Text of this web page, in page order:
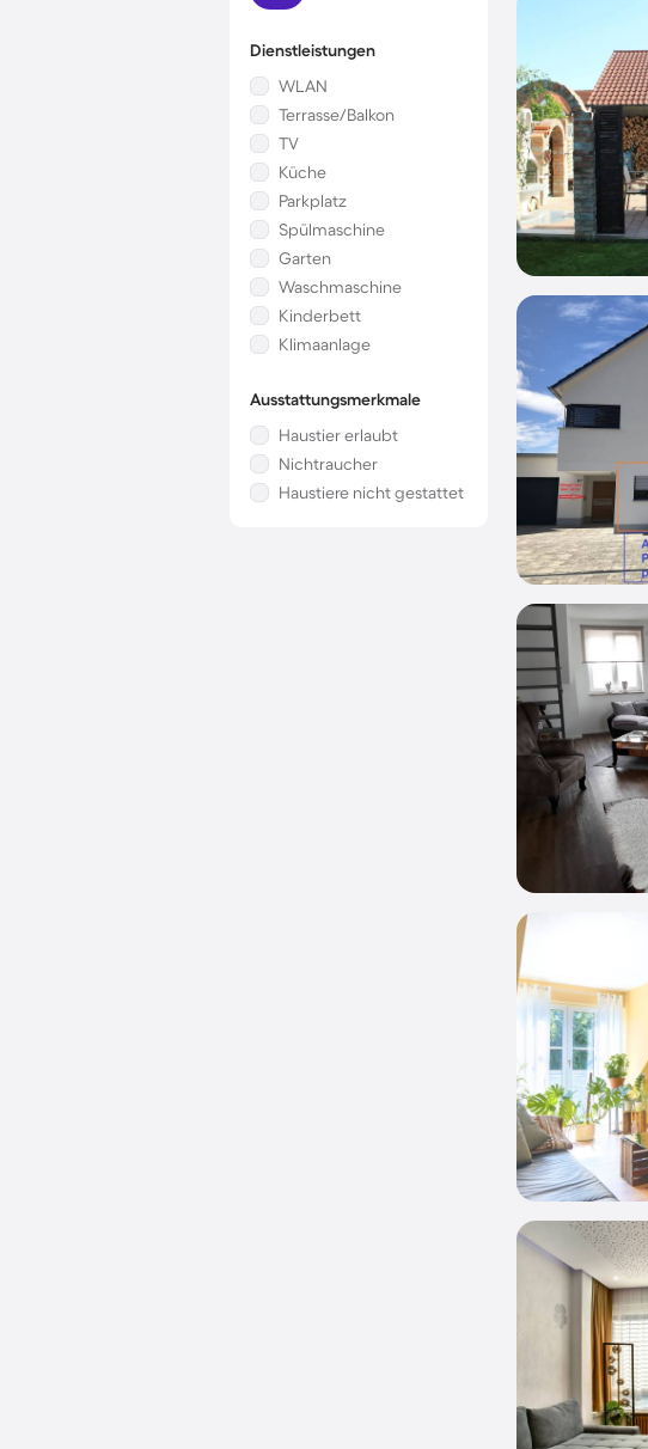
Dienstleistungen
WLAN
Terrasse/Balkon
TV
Küche
Parkplatz
Spülmaschine
Garten
Waschmaschine
Kinderbett
Klimaanlage
Ausstattungsmerkmale
Haustier erlaubt
Nichtraucher
Haustiere nicht gestattet